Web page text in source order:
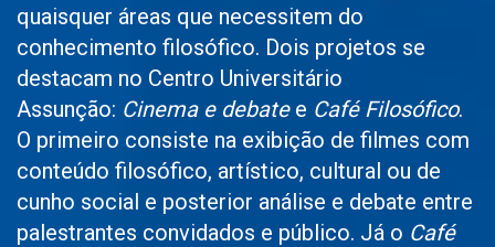
quaisquer áreas que necessitem do
conhecimento filosófico. Dois projetos se
destacam no Centro Universitário
Assunção: Cinema e debatee Café Filosófico.
O primeiro consiste na exibição de filmes com
conteúdo filosófico, artístico, cultural ou de
cunho social e posterior análise e debate entre
palestrantes convidados e público. Já o Café